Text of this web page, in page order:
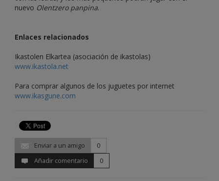
nuevo Olentzero panpina.
Enlaces relacionados
Ikastolen Elkartea (asociación de ikastolas)
www.ikastola.net
Para comprar algunos de los juguetes por internet
www.ikasgune.com
Enviar a un amigo
0
Añadir comentario
0